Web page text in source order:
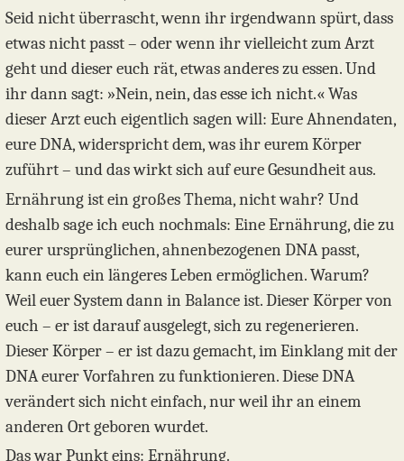
Seid nicht überrascht, wenn ihr irgendwann spürt, dass
etwas nicht passt – oder wenn ihr vielleicht zum Arzt
geht und dieser euch rät, etwas anderes zu essen. Und
ihr dann sagt: »Nein, nein, das esse ich nicht.« Was
dieser Arzt euch eigentlich sagen will: Eure Ahnendaten,
eure DNA, widerspricht dem, was ihr eurem Körper
zuführt – und das wirkt sich auf eure Gesundheit aus.
Ernährung ist ein großes Thema, nicht wahr? Und
deshalb sage ich euch nochmals: Eine Ernährung, die zu
eurer ursprünglichen, ahnenbezogenen DNA passt,
kann euch ein längeres Leben ermöglichen. Warum?
Weil euer System dann in Balance ist. Dieser Körper von
euch – er ist darauf ausgelegt, sich zu regenerieren.
Dieser Körper – er ist dazu gemacht, im Einklang mit der
DNA eurer Vorfahren zu funktionieren. Diese DNA
verändert sich nicht einfach, nur weil ihr an einem
anderen Ort geboren wurdet.
Das war Punkt eins: Ernährung.